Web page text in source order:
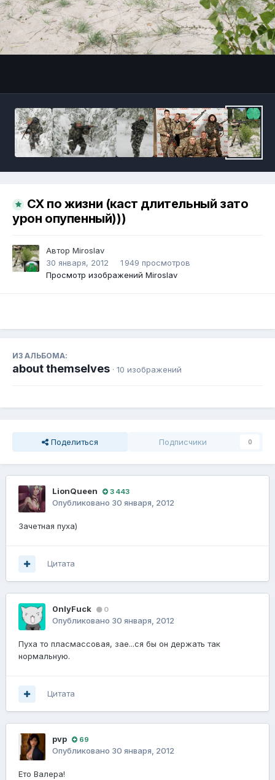
СХ по жизни (каст длительный зато
урон опупенный)))
Автор Miroslav
30 января, 2012
1 949 просмотров
Просмотр изображений Miroslav
ИЗ АЛЬБОМА:
about themselves · 10 изображений
Поделиться Подписчики 0
LionQueen 3 443
Опубликовано 30 января, 2012
Зачетная пуха)
Цитата
0nlyFuck 0
Опубликовано 30 января, 2012
Пуха то пласмассовая, зае...ся бы он держать так
нормальную.
Цитата
pvp 69
Опубликовано 30 января, 2012
Ето Валера!